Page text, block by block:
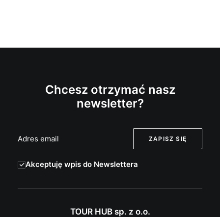
Chcesz otrzymać nasz
newsletter?
Akceptuję wpis do Newslettera
TOUR HUB sp. z o.o.